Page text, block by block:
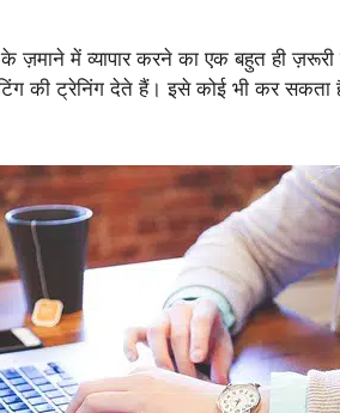
ज़माने में व्यापार करने का एक बहुत ही
की ट्रेनिंग देते हैं। इसे कोई भी कर सकता